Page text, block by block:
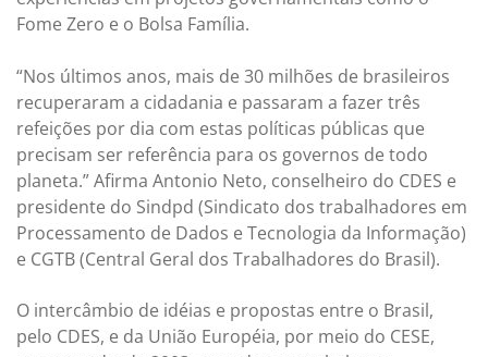
Fome Zero e o Bolsa Família.
“Nos últimos anos, mais de 30 milhões de brasileiros
recuperaram a cidadania e passaram a fazer três
refeições por dia com estas políticas públicas que
precisam ser referência para os governos de todo
planeta.” Afirma Antonio Neto, conselheiro do CDES e
presidente do Sindpd (Sindicato dos trabalhadores em
Processamento de Dados e Tecnologia da Informação)
e CGTB (Central Geral dos Trabalhadores do Brasil).
O intercâmbio de idéias e propostas entre o Brasil,
pelo CDES, e da União Européia, por meio do CESE,